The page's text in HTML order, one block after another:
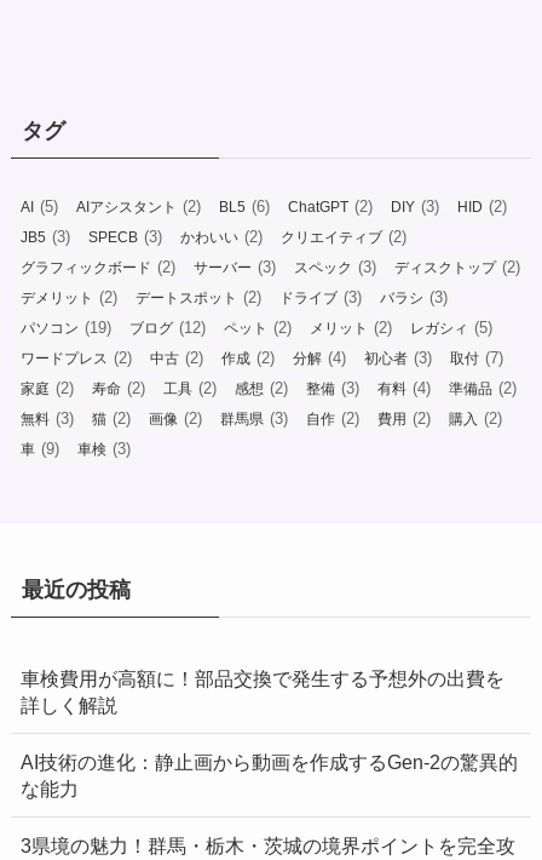
タグ
AI (5) AIアシスタント (2) BL5 (6) ChatGPT (2) DIY (3) HID (2)
JB5 (3) SPECB (3) かわいい (2) クリエイティブ (2)
グラフィックボード (2) サーバー (3) スペック (3) ディスクトップ(2)
デメリット (2) デートスポット (2) ドライブ (3) バラシ (3)
パソコン (19) ブログ (12) ペット (2) メリット (2) レガシィ (5)
ワードプレス (2) 中古 (2) 作成 (2) 分解 (4) 初心者 (3) 取付 (7)
家庭 (2) 寿命 (2) 工具 (2) 感想 (2) 整備 (3) 有料 (4) 準備品 (2)
無料 (3) 猫 (2) 画像 (2) 群馬県 (3) 自作 (2) 費用 (2) 購入 (2)
車 (9) 車検 (3)
最近の投稿
車検費用が高額に！部品交換で発生する予想外の出費を
詳しく解説
AI技術の進化：静止画から動画を作成するGen-2の驚異的
な能力
3県境の魅力！群馬・栃木・茨城の境界ポイントを完全攻